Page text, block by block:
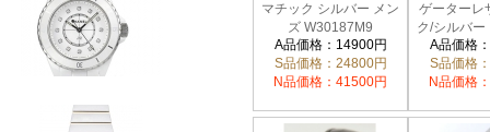
マチック シルバー メン
ズ W30187M9
A品価格：14900円
S品価格：24800円
N品価格：41500円
ゲーターレ
ク/シルバー
A品価格
S品価格
N品価格